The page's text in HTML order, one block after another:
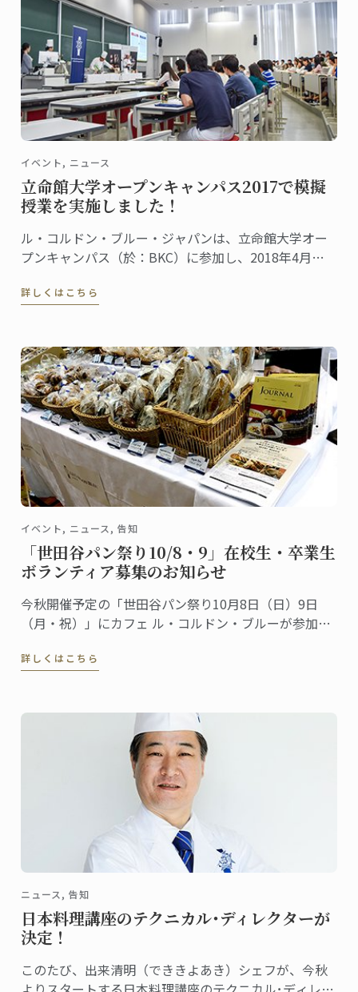
イベント, ニュース
立命館大学オープンキャンパス2017で模擬
授業を実施しました！
ル・コルドン・ブルー・ジャパンは、立命館大学オー
プンキャンパス（於：BKC）に参加し、2018年4月に
れる、新しい高等教育プログラムの模擬授業を行いま
詳しくはこちら
イベント, ニュース, 告知
「世田谷パン祭り10/8・9」在校生・卒業生
ボランティア募集のお知らせ
今秋開催予定の「世田谷パン祭り10月8日（日）9日
（月・祝）」にカフェ ル・コルドン・ブルーが参加し
てくださいました。ありがとうございました。さて、
募集します。
詳しくはこちら
ニュース, 告知
日本料理講座のテクニカル･ディレクターが
決定！
このたび、出来清明（でききよあき）シェフが、今秋